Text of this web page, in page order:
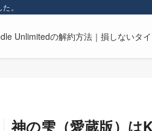
。
Unlimitedの解約方法｜損しないタ
神の雫（愛蔵版）